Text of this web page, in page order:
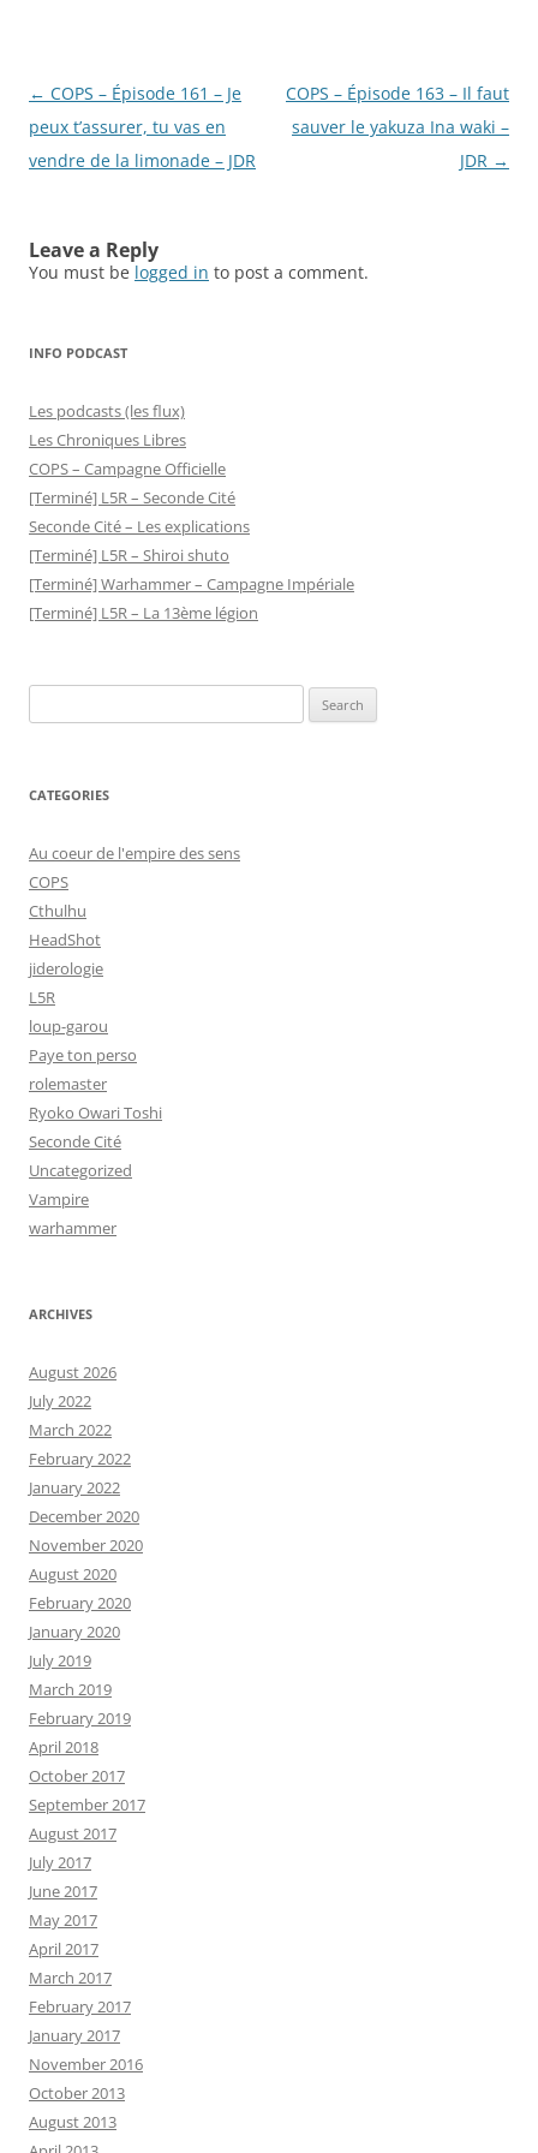
Post
navigation
← COPS – Épisode 161 – Je
peux t’assurer, tu vas en
vendre de la limonade – JDR
COPS – Épisode 163 – Il faut
sauver le yakuza Ina waki –
JDR →
Leave a Reply
You must be logged in to post a comment.
INFO PODCAST
Les podcasts (les flux)
Les Chroniques Libres
COPS – Campagne Officielle
[Terminé] L5R – Seconde Cité
Seconde Cité – Les explications
[Terminé] L5R – Shiroi shuto
[Terminé] Warhammer – Campagne Impériale
[Terminé] L5R – La 13ème légion
for:
CATEGORIES
Au coeur de l'empire des sens
COPS
Cthulhu
HeadShot
jiderologie
L5R
loup-garou
Paye ton perso
rolemaster
Ryoko Owari Toshi
Seconde Cité
Uncategorized
Vampire
warhammer
ARCHIVES
August 2026
July 2022
March 2022
February 2022
January 2022
December 2020
November 2020
August 2020
February 2020
January 2020
July 2019
March 2019
February 2019
April 2018
October 2017
September 2017
August 2017
July 2017
June 2017
May 2017
April 2017
March 2017
February 2017
January 2017
November 2016
October 2013
August 2013